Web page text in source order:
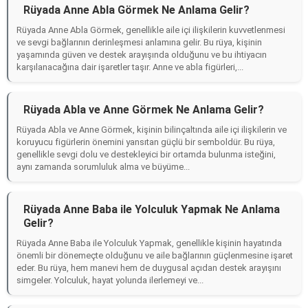
Rüyada Anne Abla Görmek Ne Anlama Gelir?
Rüyada Anne Abla Görmek, genellikle aile içi ilişkilerin kuvvetlenmesi
ve sevgi bağlarının derinleşmesi anlamına gelir. Bu rüya, kişinin
yaşamında güven ve destek arayışında olduğunu ve bu ihtiyacın
karşılanacağına dair işaretler taşır. Anne ve abla figürleri,...
Rüyada Abla ve Anne Görmek Ne Anlama Gelir?
Rüyada Abla ve Anne Görmek, kişinin bilinçaltında aile içi ilişkilerin ve
koruyucu figürlerin önemini yansıtan güçlü bir semboldür. Bu rüya,
genellikle sevgi dolu ve destekleyici bir ortamda bulunma isteğini,
aynı zamanda sorumluluk alma ve büyüme...
Rüyada Anne Baba ile Yolculuk Yapmak Ne Anlama
Gelir?
Rüyada Anne Baba ile Yolculuk Yapmak, genellikle kişinin hayatında
önemli bir dönemeçte olduğunu ve aile bağlarının güçlenmesine işaret
eder. Bu rüya, hem manevi hem de duygusal açıdan destek arayışını
simgeler. Yolculuk, hayat yolunda ilerlemeyi ve...